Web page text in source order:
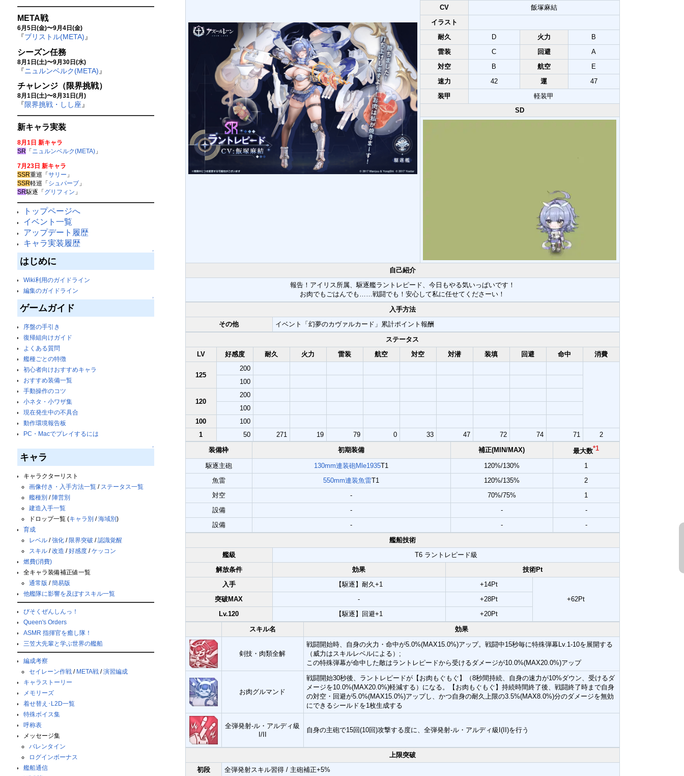
META戦
6月5日(金)〜9月4日(金)
『ブリストル(META) 』
シーズン任務
8月1日(土)〜9月30日(水)
『ニュルンベルク(META) 』
チャレンジ（限界挑戦）
8月1日(土)〜8月31日(月)
『限界挑戦・しし座』
新キャラ実装
8月1日 新キャラ
SR 「 ニュルンベルク(META)」
7月23日 新キャラ
SSR重巡「 サリー 」
SSR軽巡「 シュパーブ」
SR駆逐「 グリフィン 」
トップページへ
イベント一覧
アップデート履歴
キャラ実装履歴
↑
はじめに
Wiki利用のガイドライン
編集のガイドライン
↑
ゲームガイド
序盤の手引き
復帰組向けガイド
よくある質問
艦種ごとの特徴
初心者向けおすすめキャラ
おすすめ装備一覧
手動操作のコツ
小ネタ・小ワザ集
現在発生中の不具合
動作環境報告板
PC・Macでプレイするには
↑
キャラ
キャラクターリスト
画像付き・入手方法一覧 / ステータス一覧
艦種別 / 陣営別
建造入手一覧
ドロップ一覧 (キャラ別 /海域別)
育成
レベル /強化 / 限界突破 /認識覚醒
スキル /改造 /好感度 /ケッコン
燃費(消費)
全キャラ装備補正値一覧
通常版 /簡易版
他艦隊に影響を及ぼすスキル一覧
びそくぜんしんっ！
Queen's Orders
ASMR 指揮官を癒し隊！
三笠大先輩と学ぶ世界の艦船
編成考察
セイレーン作戦 / META戦 /演習編成
キャラストーリー
メモリーズ
着せ替え･L2D一覧
特殊ボイス集
呼称表
メッセージ集
バレンタイン
ログインボーナス
艦船通信
CV
飯塚麻結
イラスト
耐久
D 火力
B
雷装
C 回避
A
対空
B 航空
E
速力
42 運
47
装甲
軽装甲
SD
自己紹介
報告！アイリス所属、駆逐艦ラントレピード、今日もやる気いっぱいです！
お肉でもごはんでも……戦闘でも！安心して私に任せてくださーい！
入手方法
その他
イベント「幻夢のカヴァルカード」累計ポイント報酬
ステータス
LV
好感度 耐久 火力 雷装 航空 対空 対潜 装填 回避 命中 消費
125
200
100
120
200
100
100
100
1
50 271 19 79 0 33 47 72 74 71
2
装備枠
初期装備 補正(MIN/MAX) 最大数*1
駆逐主砲 130mm連装砲Mle1935T1 120%/130%
1
魚雷
550mm連装魚雷T1 120%/135%
2
対空
- 70%/75%
1
設備
- -
-
設備
- -
-
艦船技術
艦級
T6 ラントレピード級
解放条件
効果
技術Pt
入手
【駆逐】耐久+1
+14Pt
+62Pt
突破MAX -
+28Pt
Lv.120
【駆逐】回避+1
+20Pt
スキル名
効果
剣技・肉類全解
戦闘開始時、自身の火力・命中が5.0%(MAX15.0%)アップ。戦闘中15秒毎に特殊弾幕Lv.1-10を展開する
（威力はスキルレベルによる）;
この特殊弾幕が命中した敵はラントレピードから受けるダメージが10.0%(MAX20.0%)アップ
お肉グルマンド
戦闘開始30秒後、ラントレピードが【お肉もぐもぐ】（8秒間持続、自身の速力が10%ダウン、受けるダ
メージを10.0%(MAX20.0%)軽減する）になる。【お肉もぐもぐ】持続時間終了後、戦闘終了時まで自身
の対空・回避が5.0%(MAX15.0%)アップし、かつ自身の耐久上限の3.5%(MAX8.0%)分のダメージを無効
にできるシールドを1枚生成する
全弾発射-ル・アルディ級
I/II
自身の主砲で15回(10回)攻撃する度に、全弾発射-ル・アルディ級I(II)を行う
上限突破
初段
全弾発射スキル習得 / 主砲補正+5%